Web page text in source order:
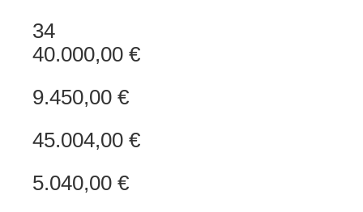
34
40.000,00 €
9.450,00 €
45.004,00 €
5.040,00 €